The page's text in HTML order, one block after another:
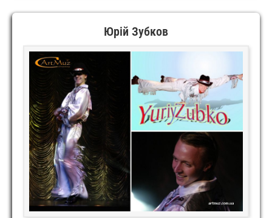
Юрій Зубков